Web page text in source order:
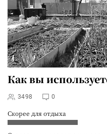
Как вы
3498 0
Скорее для отдыха